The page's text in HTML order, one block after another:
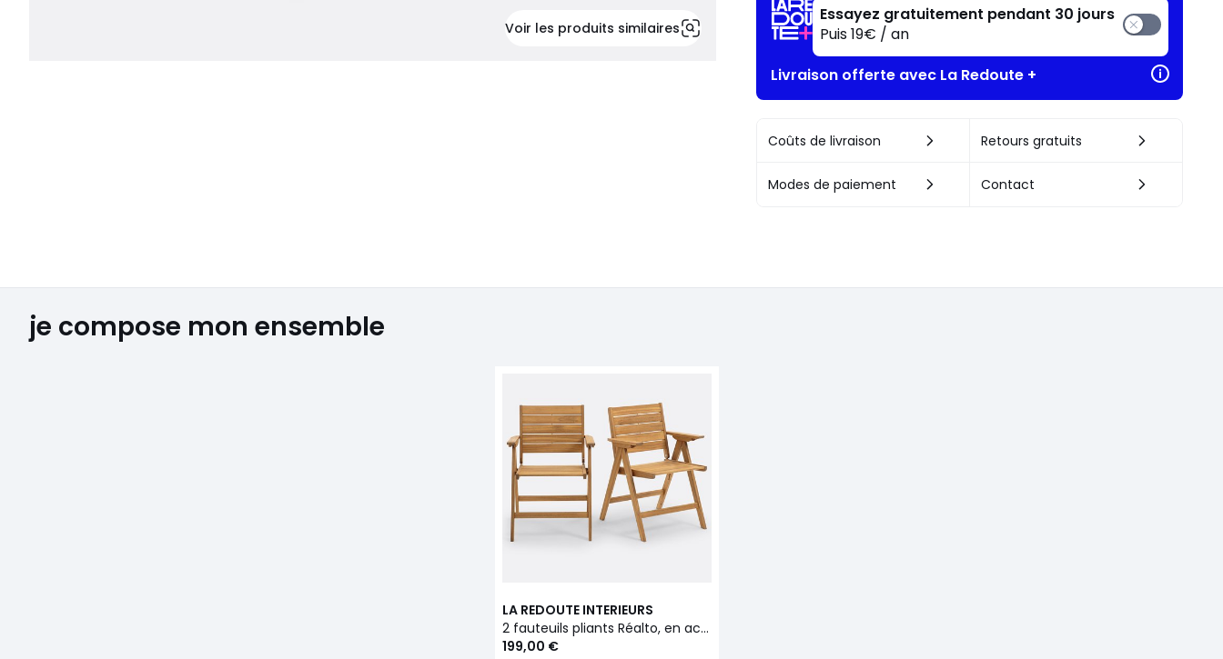
Voir les produits similaires
Essayez gratuitement pendant 30 jours
Puis 19€ / an
Livraison offerte avec La Redoute +
Coûts de livraison Retours gratuits
Modes de paiement Contact
je compose mon ensemble
LA REDOUTE INTERIEURS
2 fauteuils pliants Réalto, en acacia
199,00 €